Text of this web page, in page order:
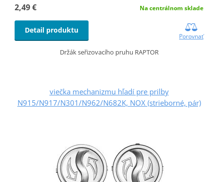
2,49 € Na centrálnom sklade
Detail produktu
Porovnať
Držák seřizovacího pruhu RAPTOR
viečka mechanizmu hľadí pre prilby
N915/N917/N301/N962/N682K, NOX (strieborné, pár)